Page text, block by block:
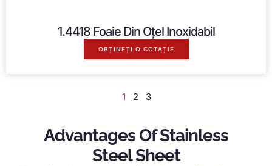
1.4418 Foaie Din Oțel Inoxidabil
OBȚINEȚI O COTAȚIE
1 2 3
Advantages Of Stainless
Steel Sheet